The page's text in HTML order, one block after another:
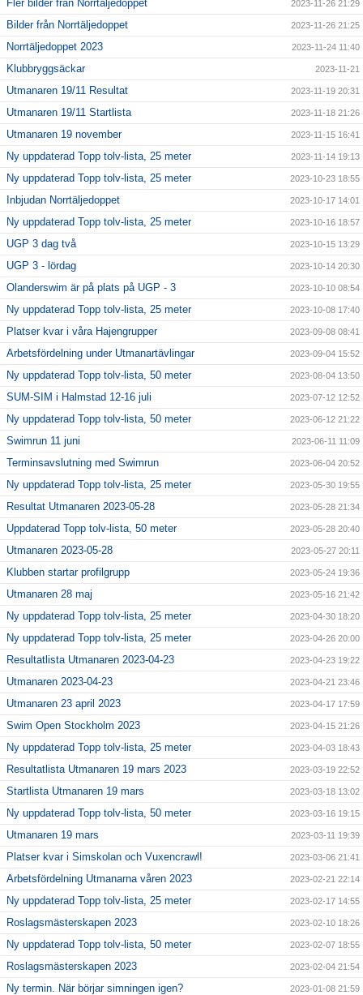
Fler bilder från Norrtäljedoppet 2023-11-26 21:29
Bilder från Norrtäljedoppet 2023-11-26 21:25
Norrtäljedoppet 2023 2023-11-24 11:40
Klubbryggsäckar 2023-11-21
Utmanaren 19/11 Resultat 2023-11-19 20:31
Utmanaren 19/11 Startlista 2023-11-18 21:26
Utmanaren 19 november 2023-11-15 16:41
Ny uppdaterad Topp tolv-lista, 25 meter 2023-11-14 19:13
Ny uppdaterad Topp tolv-lista, 25 meter 2023-10-23 18:55
Inbjudan Norrtäljedoppet 2023-10-17 14:01
Ny uppdaterad Topp tolv-lista, 25 meter 2023-10-16 18:57
UGP 3 dag två 2023-10-15 13:29
UGP 3 - lördag 2023-10-14 20:30
Olanderswim är på plats på UGP - 3 2023-10-10 08:54
Ny uppdaterad Topp tolv-lista, 25 meter 2023-10-08 17:40
Platser kvar i våra Hajengrupper 2023-09-08 08:41
Arbetsfördelning under Utmanartävlingar 2023-09-04 15:52
Ny uppdaterad Topp tolv-lista, 50 meter 2023-08-04 13:50
SUM-SIM i Halmstad 12-16 juli 2023-07-12 12:52
Ny uppdaterad Topp tolv-lista, 50 meter 2023-06-12 21:22
Swimrun 11 juni 2023-06-11 11:09
Terminsavslutning med Swimrun 2023-06-04 20:52
Ny uppdaterad Topp tolv-lista, 25 meter 2023-05-30 19:55
Resultat Utmanaren 2023-05-28 2023-05-28 21:34
Uppdaterad Topp tolv-lista, 50 meter 2023-05-28 20:40
Utmanaren 2023-05-28 2023-05-27 20:11
Klubben startar profilgrupp 2023-05-24 19:36
Utmanaren 28 maj 2023-05-16 21:42
Ny uppdaterad Topp tolv-lista, 25 meter 2023-04-30 18:20
Ny uppdaterad Topp tolv-lista, 25 meter 2023-04-26 20:00
Resultatlista Utmanaren 2023-04-23 2023-04-23 19:22
Utmanaren 2023-04-23 2023-04-21 23:46
Utmanaren 23 april 2023 2023-04-17 17:59
Swim Open Stockholm 2023 2023-04-15 21:26
Ny uppdaterad Topp tolv-lista, 25 meter 2023-04-03 18:43
Resultatlista Utmanaren 19 mars 2023 2023-03-19 22:52
Startlista Utmanaren 19 mars 2023-03-18 13:02
Ny uppdaterad Topp tolv-lista, 50 meter 2023-03-16 19:15
Utmanaren 19 mars 2023-03-11 19:39
Platser kvar i Simskolan och Vuxencrawl! 2023-03-06 21:41
Arbetsfördelning Utmanarna våren 2023 2023-02-21 22:14
Ny uppdaterad Topp tolv-lista, 25 meter 2023-02-17 14:55
Roslagsmästerskapen 2023 2023-02-10 18:26
Ny uppdaterad Topp tolv-lista, 50 meter 2023-02-07 18:55
Roslagsmästerskapen 2023 2023-02-04 21:54
Ny termin. När börjar simningen igen? 2023-01-08 21:59